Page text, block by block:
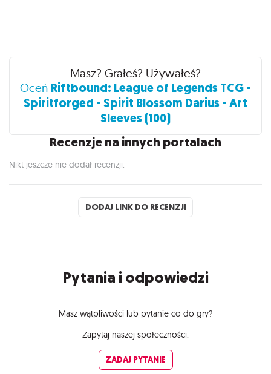
Recenzje
Masz? Grałeś? Używałeś?
Oceń Riftbound: League of Legends TCG -
Spiritforged - Spirit Blossom Darius - Art
Sleeves (100)
Recenzje na innych portalach
Nikt jeszcze nie dodał recenzji.
DODAJ LINK DO RECENZJI
Pytania i odpowiedzi
Masz wątpliwości lub pytanie co do gry?
Zapytaj naszej społeczności.
ZADAJ PYTANIE